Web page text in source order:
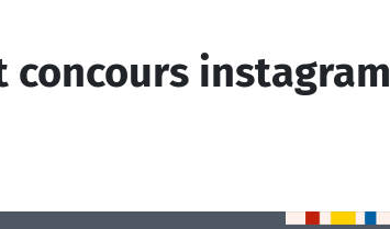
concours instagram